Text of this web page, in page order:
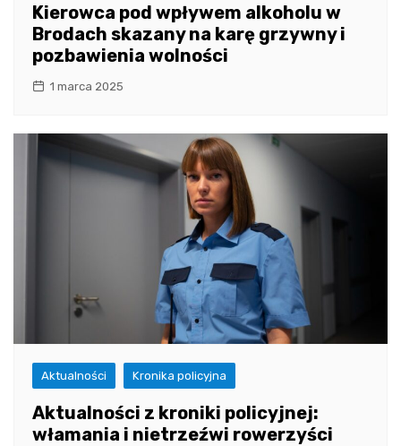
Kierowca pod wpływem alkoholu w
Brodach skazany na karę grzywny i
pozbawienia wolności
1 marca 2025
Aktualności Kronika policyjna
Aktualności z kroniki policyjnej:
włamania i nietrzeźwi rowerzyści